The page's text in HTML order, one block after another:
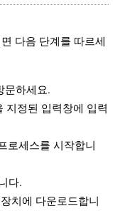
다음 단계를 따르세
문하세요.
지정된 입력창에 입력
로세스를 시작합니
다.
치에 다운로드합니